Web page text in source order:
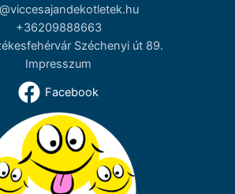
+36209888663
Széchenyi út 89.
Impresszum
Facebook